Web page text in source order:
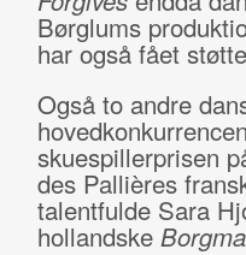
Børglums
har også fået
Også to andre
skuespillerprisen
des Pallières
talentfulde Sara
hollandske